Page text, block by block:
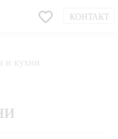
КОНТАКТ
и кухни